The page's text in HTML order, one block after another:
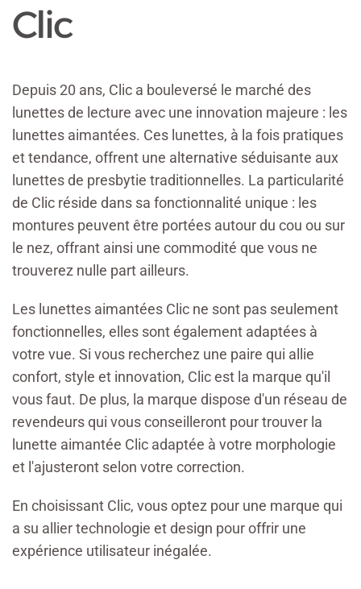
Clic
Depuis 20 ans, Clic a bouleversé le marché des
lunettes de lecture avec une innovation majeure : les
lunettes aimantées. Ces lunettes, à la fois pratiques
et tendance, offrent une alternative séduisante aux
lunettes de presbytie traditionnelles. La particularité
de Clic réside dans sa fonctionnalité unique : les
montures peuvent être portées autour du cou ou sur
le nez, offrant ainsi une commodité que vous ne
trouverez nulle part ailleurs.
Les lunettes aimantées Clic ne sont pas seulement
fonctionnelles, elles sont également adaptées à
votre vue. Si vous recherchez une paire qui allie
confort, style et innovation, Clic est la marque qu'il
vous faut. De plus, la marque dispose d'un réseau de
revendeurs qui vous conseilleront pour trouver la
lunette aimantée Clic adaptée à votre morphologie
et l'ajusteront selon votre correction.
En choisissant Clic, vous optez pour une marque qui
a su allier technologie et design pour offrir une
expérience utilisateur inégalée.